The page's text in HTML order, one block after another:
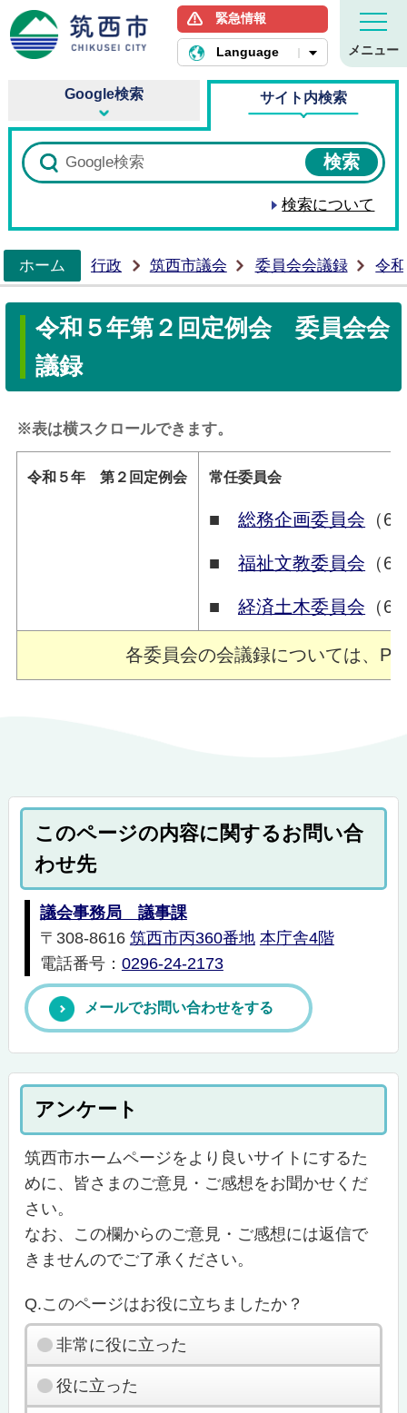
筑西市ホームページ
緊急情報
Language メニュー
Google検索 サイト内検索
検索について
ホーム
行政 筑西市議会 委員会会議録 令
令和５年第２回定例会 委員会会
議録
※表は横スクロールできます。
令和５年 第２回定例会 常任委員会
■総務企画委員会 （6
■福祉文教委員会 （6
■経済土木委員会 （6
各委員会の会議録については、
このページの内容に関するお問い合
わせ先
議会事務局 議事課
〒308-8616 筑西市丙360番地 本庁舎4階
電話番号： 0296-24-2173
メールでお問い合わせをする
アンケート
筑西市ホームページをより良いサイトにするた
めに、皆さまのご意見・ご感想をお聞かせくだ
さい。
なお、この欄からのご意見・ご感想には返信で
きませんのでご了承ください。
Q.このページはお役に立ちましたか？
非常に役に立った
役に立った